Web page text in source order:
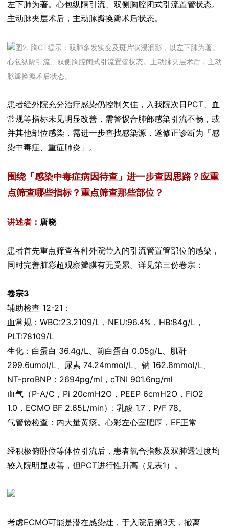
左下肺为著。心包纵隔引流、双侧胸腔闭式引流置管状态。
主动脉夹层术后，主动脉瓣换瓣术后状态。
图2. 胸CT提示：双肺多发实变及斑片状浸润影，以左下肺为著。
心包纵隔引流、双侧胸腔闭式引流置管状态。主动脉夹层术后，主动
脉瓣换瓣术后状态。
患者经外院充分治疗感染仍控制欠佳，入我院次日PCT、血
常规等指标未见明显改善，需警惕合肺部感染引流不畅，或
并其他部位感染，需进一步查找感染源，遂修正诊断为「感
染中毒症、重症肺炎」。
围绕「感染中毒症病因待查」进一步查因思路？应重
点筛查哪些指标？重点筛查那些部位？
讲述者： 唐晓
患者首先重点筛查各种外院带入的引流管置管部位的感染，
同时完善脏彩超观察瓣膜有无受累。详见第三份卷宗：
卷宗3
辅助检查 12-21：
血常规：WBC:23.2109/L，NEU:96.4%，HB:84g/L，
PLT:78109/L
生化：白蛋白 36.4g/L、前白蛋白 0.05g/L、肌酐
299.6umol/L、尿素 74.24mmol/L、钠 162.8mmol/L、
NT-proBNP：2694pg/ml，cTNI 901.6ng/ml
血气（P-A/C，Pi 20cmH2O，PEEP 6cmH2O，FiO2
1.0，ECMO BF 2.65L/min）: 乳酸 1.7，P/F 78。
气管镜检查：内大量黄痰。心彩左心室肥厚，EF正常
经积极俯卧位等体位引流后，患者氧合指数及双肺透过度均
较入院明显改善，但PCT进行性升高（见表1）。
考虑ECMO可能是潜在感染灶，于入院后第3天，撤离